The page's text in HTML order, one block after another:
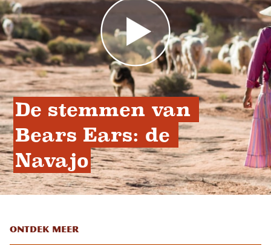
De stemmen van
Bears Ears: de
Navajo
Ontdek meer